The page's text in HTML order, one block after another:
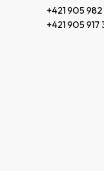
+421 905
+421 905 917